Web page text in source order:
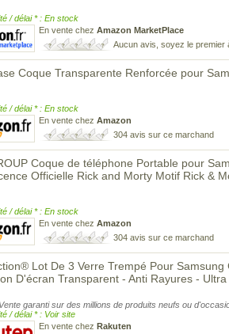
/ délai * : En stock
En vente chez Amazon MarketPlace
Aucun avis, soyez le premier
Coque Transparente Renforcée pour
/ délai * : En stock
En vente chez Amazon
304 avis sur ce marchand
Coque de téléphone Portable pour
Officielle Rick and Morty Motif Rick &
/ délai * : En stock
En vente chez Amazon
304 avis sur ce marchand
Lot De 3 Verre Trempé Pour Samsung
D'écran Transparent - Anti Rayures -
garanti sur des millions de produits neufs ou
/ délai * : Voir site
En vente chez Rakuten